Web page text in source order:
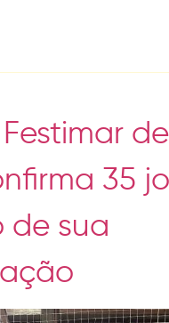
de
35
de sua